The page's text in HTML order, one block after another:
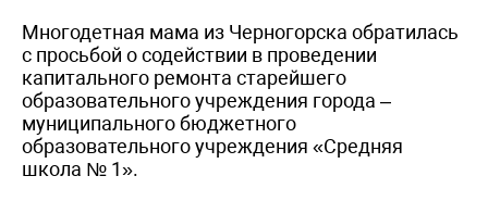
Многодетная мама из Черногорска обратилась
с просьбой о содействии в проведении
капитального ремонта старейшего
образовательного учреждения города –
муниципального бюджетного
образовательного учреждения «Средняя
школа № 1».